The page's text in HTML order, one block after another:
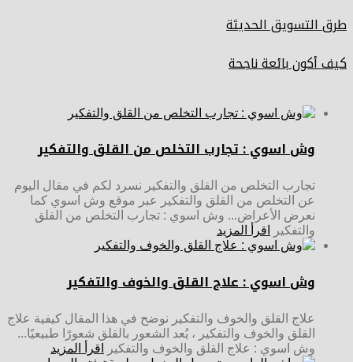
طرق التسويق الحديثة
كيف أكون بائعة ناجحة
وش اسوي : تجارب التخلص من القلق والتفكير
تجارب التخلص من القلق والتفكير نسرد لكم في مقال اليوم
عن التخلص من القلق والتفكير عبر موقع وش اسوي كما
نعرض الأعراض... وش اسوي : تجارب التخلص من القلق
والتفكير
اقرأ المزيد
وش اسوي : علاج القلق والخوف والتفكير
علاج القلق والخوف والتفكير نوضح في هذا المقال كيفية علاج
القلق والخوف والتفكير ، يُعد الشعور بالقلق شعورًا طبيعيًا...
وش اسوي : علاج القلق والخوف والتفكير
اقرأ المزيد